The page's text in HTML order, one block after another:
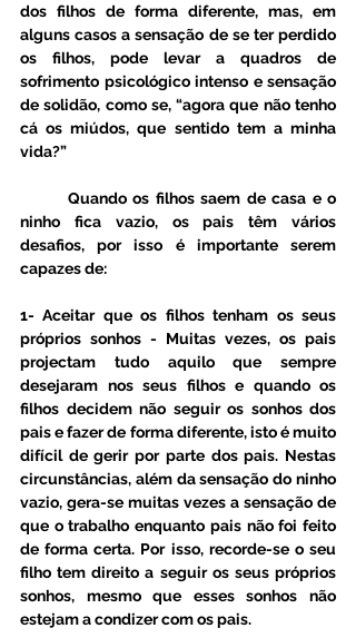
dos filhos de forma diferente, mas, em
alguns casos a sensação de se ter perdido
os filhos, pode levar a quadros de
sofrimento psicológico intenso e sensação
de solidão, como se, “agora que não tenho
cá os miúdos, que sentido tem a minha
vida?”
ninho fica vazio, os pais têm vários
desafios, por isso é importante serem
capazes de:
1- Aceitar que os filhos tenham os seus
próprios sonhos - Muitas vezes, os pais
projectam tudo aquilo que sempre
desejaram nos seus filhos e quando os
filhos decidem não seguir os sonhos dos
pais e fazer de forma diferente, isto é muito
difícil de gerir por parte dos pais. Nestas
circunstâncias, além da sensação do ninho
vazio, gera-se muitas vezes a sensação de
que o trabalho enquanto pais não foi feito
de forma certa. Por isso, recorde-se o seu
filho tem direito a seguir os seus próprios
sonhos, mesmo que esses sonhos não
estejam a condizer com os pais.